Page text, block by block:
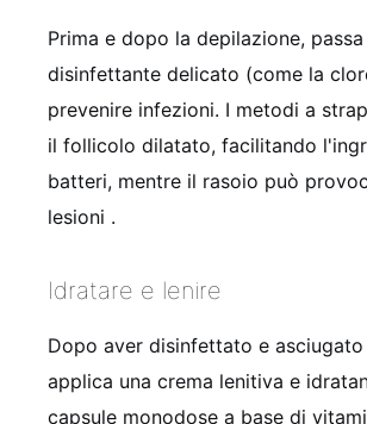
Prima e dopo la depilazione,
disinfettante delicato (come la
prevenire infezioni. I metodi a
il follicolo dilatato, facilitando
batteri, mentre il rasoio può
lesioni .
Idratare e lenire
Dopo aver disinfettato e asciugato
applica una crema lenitiva e
capsule monodose a base di